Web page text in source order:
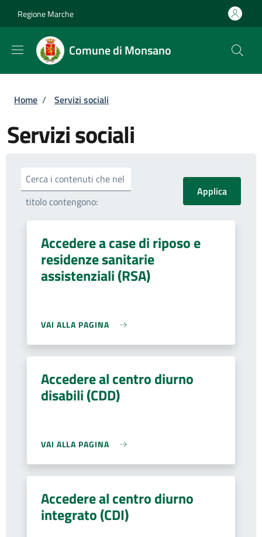
Regione Marche
Comune di Monsano
Briciole di pane
Home / Servizi sociali
Servizi sociali
Cerca i contenuti che nel
titolo contengono:
Accedere a case di riposo e
residenze sanitarie
assistenziali (RSA)
VAI ALLA PAGINA
Accedere al centro diurno
disabili (CDD)
VAI ALLA PAGINA
Accedere al centro diurno
integrato (CDI)